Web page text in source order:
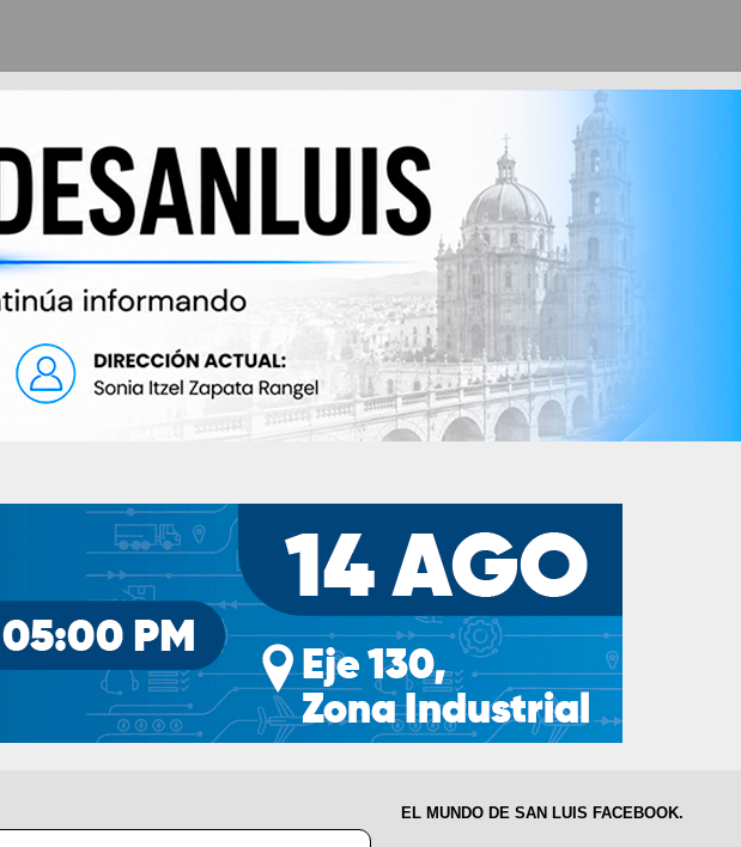
EL MUNDO DE SAN LUIS FACEBOOK.